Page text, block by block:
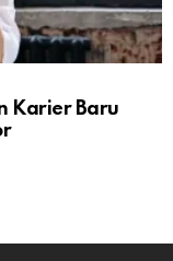
Karier Baru